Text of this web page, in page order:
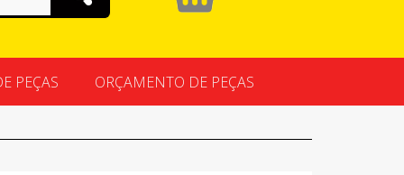
PEÇAS ORÇAMENTO DE PEÇAS